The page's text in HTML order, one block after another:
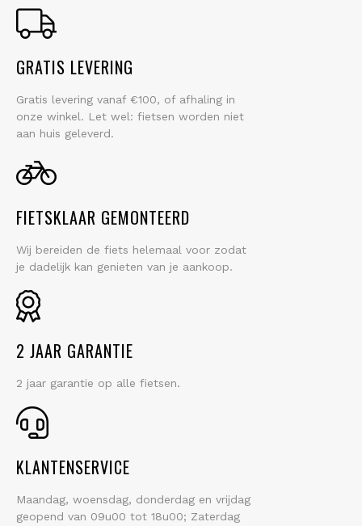
GRATIS LEVERING
Gratis levering vanaf €100, of afhaling in
onze winkel. Let wel: fietsen worden niet
aan huis geleverd.
FIETSKLAAR GEMONTEERD
Wij bereiden de fiets helemaal voor zodat
je dadelijk kan genieten van je aankoop.
2 JAAR GARANTIE
2 jaar garantie op alle fietsen.
KLANTENSERVICE
Maandag, woensdag, donderdag en vrijdag
geopend van 09u00 tot 18u00; Zaterdag